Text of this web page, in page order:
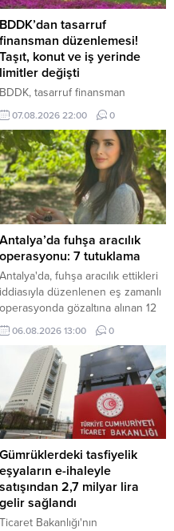
BDDK’dan tasarruf
finansman düzenlemesi!
Taşıt, konut ve iş yerinde
limitler değişti
BDDK, tasarruf finansman
şirketlerine yönelik yeni kuralları
açıkladı. Bir kişi aynı şirketle en
fazla 2 sözleşme yapabilecek,
taşıtta üst limit 6.25 milyon TL,
konut veya çatılı iş yerinde 62.5
milyon TL olacak.
07.08.2026 22:00 0
Antalya’da fuhşa aracılık
operasyonu: 7 tutuklama
Antalya'da, fuhşa aracılık ettikleri
iddiasıyla düzenlenen eş zamanlı
operasyonda gözaltına alınan 12
şüpheliden 7’si tutuklandı, 4’ü adli
kontrol şartıyla, 1'i savcılıktan
serbest bırakıldı.
06.08.2026 13:00 0
Gümrüklerdeki tasfiyelik
eşyaların e-ihaleyle
satışından 2,7 milyar lira
gelir sağlandı
Ticaret Bakanlığı'nın